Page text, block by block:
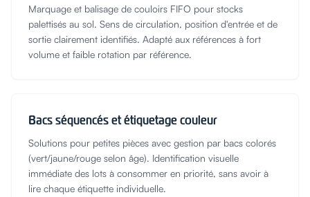
Marquage et balisage de couloirs FIFO pour stocks
palettisés au sol. Sens de circulation, position d'entrée et de
sortie clairement identifiés. Adapté aux références à fort
volume et faible rotation par référence.
Bacs séquencés et étiquetage couleur
Solutions pour petites pièces avec gestion par bacs colorés
(vert/jaune/rouge selon âge). Identification visuelle
immédiate des lots à consommer en priorité, sans avoir à
lire chaque étiquette individuelle.